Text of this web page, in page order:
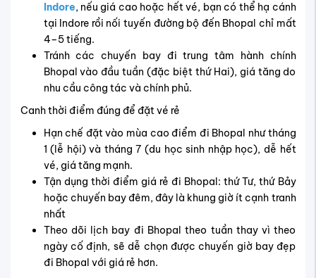
Indore, nếu giá cao hoặc hết vé, bạn có thể hạ cánh
tại Indore rồi nối tuyến đường bộ đến Bhopal chỉ mất
4–5 tiếng.
Tránh các chuyến bay đi trung tâm hành chính
Bhopal vào đầu tuần (đặc biệt thứ Hai), giá tăng do
nhu cầu công tác và chính phủ.
Canh thời điểm đúng để đặt vé rẻ
Hạn chế đặt vào mùa cao điểm đi Bhopal như tháng
1 (lễ hội) và tháng 7 (du học sinh nhập học), dễ hết
vé, giá tăng mạnh.
Tận dụng thời điểm giá rẻ đi Bhopal: thứ Tư, thứ Bảy
hoặc chuyến bay đêm, đây là khung giờ ít cạnh tranh
nhất
Theo dõi lịch bay đi Bhopal theo tuần thay vì theo
ngày cố định, sẽ dễ chọn được chuyến giờ bay đẹp
đi Bhopal với giá rẻ hơn.